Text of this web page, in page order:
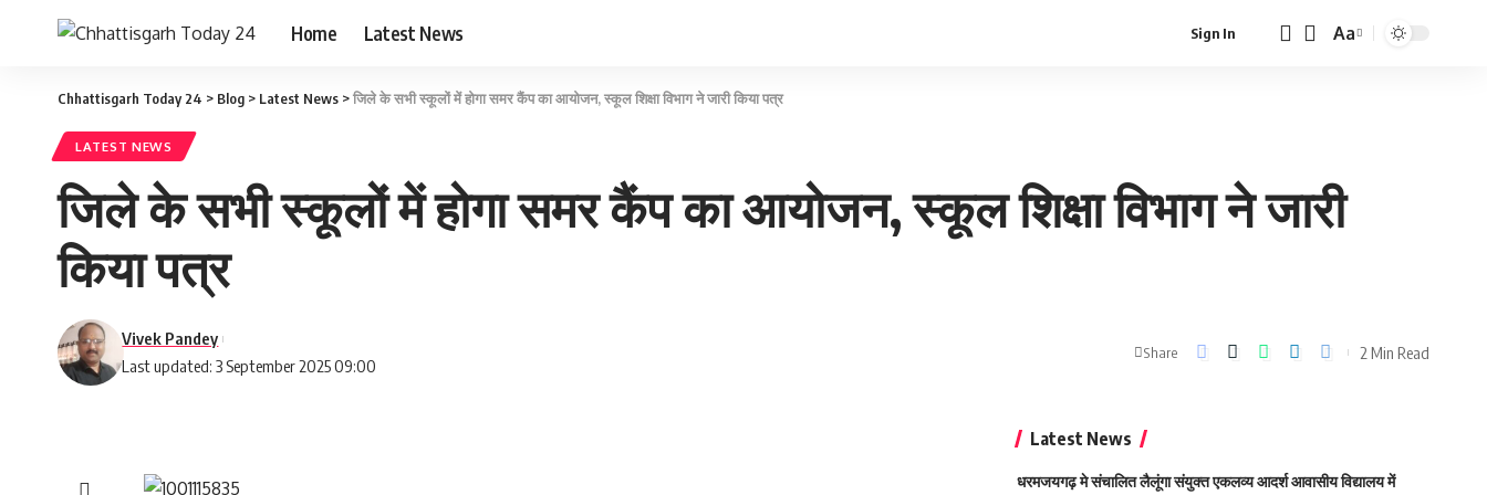
Home Latest News Sign In
Font
Aa
Chhattisgarh Today 24 > Blog > Latest News >जिले के सभी स्कूलों में होगा समर कैंप का आयोजन, स्कूल शिक्षा विभाग ने जारी किया पत्र
LATEST NEWS
जिले के सभी स्कूलों में होगा समर कैंप का आयोजन, स्कूल शिक्षा विभाग ने जारी
किया पत्र
Last updated: 3 September 2025 09:00
Vivek Pandey
Share 2 Min Read
Latest News
धरमजयगढ़ मे संचालित लैलूंगा संयुक्त एकलव्य आदर्श आवासीय विद्यालय में